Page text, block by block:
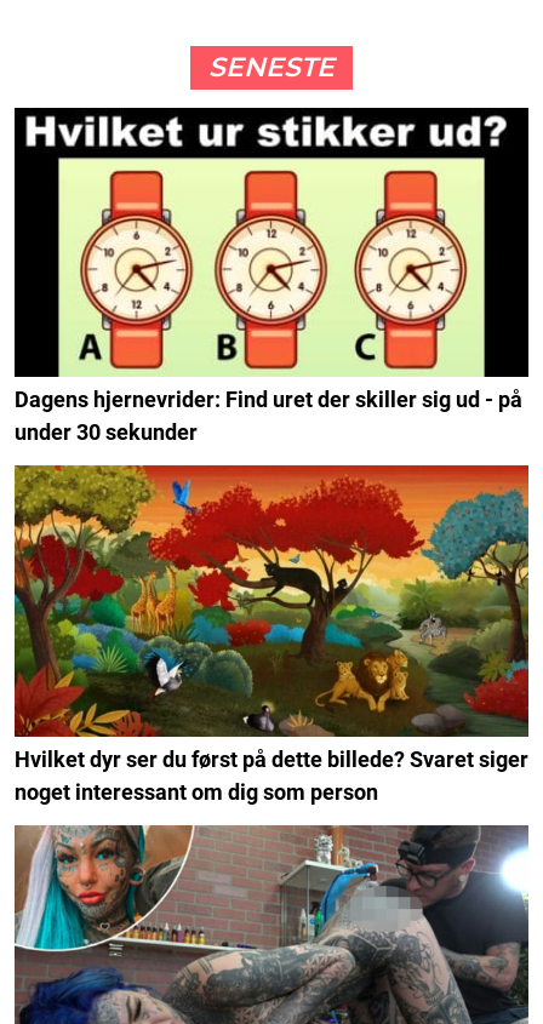
SENESTE
Dagens hjernevrider: Find uret der skiller sig ud - på
under 30 sekunder
Hvilket dyr ser du først på dette billede? Svaret siger
noget interessant om dig som person